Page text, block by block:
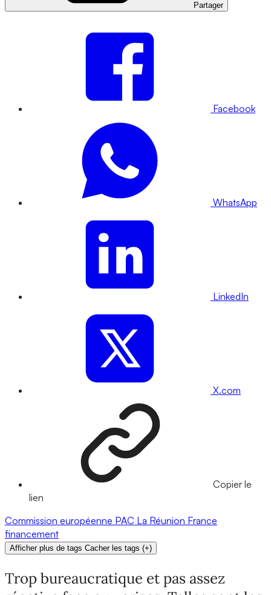
Partager
Facebook
WhatsApp
LinkedIn
X.com
Copier le
lien
Commission européenne PAC La Réunion France
financement
Afficher plus de tags Cacher les tags (+)
Trop bureaucratique et pas assez